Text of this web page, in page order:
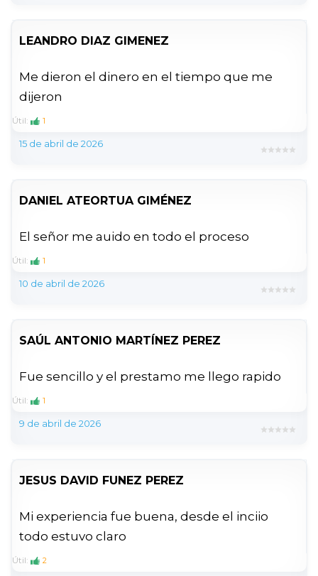
LEANDRO DIAZ GIMENEZ
Me dieron el dinero en el tiempo que me
dijeron
Útil: 1
15 de abril de 2026
DANIEL ATEORTUA GIMÉNEZ
El señor me auido en todo el proceso
Útil: 1
10 de abril de 2026
SAÚL ANTONIO MARTÍNEZ PEREZ
Fue sencillo y el prestamo me llego rapido
Útil: 1
9 de abril de 2026
JESUS DAVID FUNEZ PEREZ
Mi experiencia fue buena, desde el inciio
todo estuvo claro
Útil: 2